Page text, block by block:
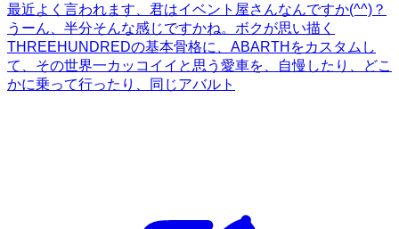
最近よく言われます、君はイベント屋さんなんですか(^^)？
うーん、半分そんな感じですかね。ボクが思い描く
THREEHUNDREDの基本骨格に、ABARTHをカスタムし
て、その世界一カッコイイと思う愛車を、自慢したり、どこ
かに乗って行ったり、同じアバルト